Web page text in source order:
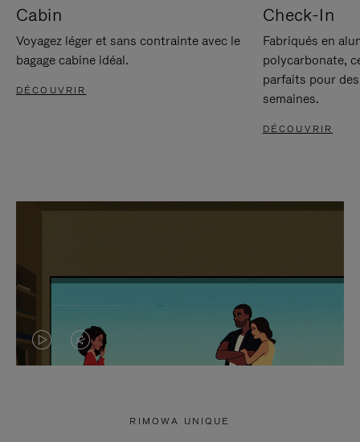
Cabin
Voyagez léger et sans contrainte avec le
bagage cabine idéal.
DÉCOUVRIR
Check-In
Fabriqués en
polycarbonate,
parfaits pour
semaines.
DÉCOUVRIR
LA LE
RIMOWA UNIQUE